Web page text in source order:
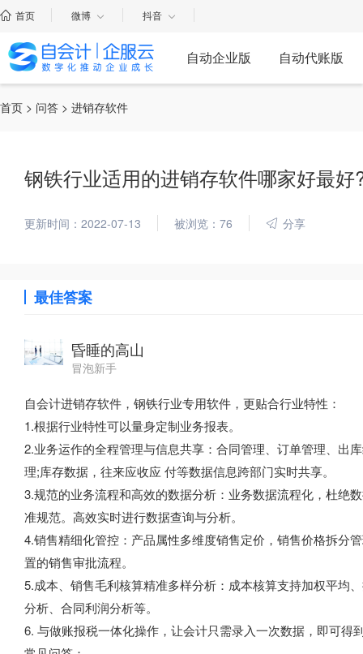
首页 微博 抖音
自动企业版 自动代账版
首页 > 问答 > 进销存软件
钢铁行业适用的进销存软件哪家好最好
更新时间：2022-07-13 被浏览：76 分享
最佳答案
昏睡的高山
冒泡新手
自会计进销存软件，钢铁行业专用软件，更贴合行业特性：
1.根据行业特性可以量身定制业务报表。
2.业务运作的全程管理与信息共享：合同管理、订单管理、出
理;库存数据，往来应收应 付等数据信息跨部门实时共享。
3.规范的业务流程和高效的数据分析：业务数据流程化，杜绝
准规范。高效实时进行数据查询与分析。
4.销售精细化管控：产品属性多维度销售定价，销售价格拆分
置的销售审批流程。
5.成本、销售毛利核算精准多样分析：成本核算支持加权平均
分析、合同利润分析等。
6. 与做账报税一体化操作，让会计只需录入一次数据，即可得